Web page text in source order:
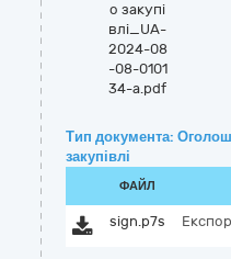
о закупі
влі_UA-
2024-08
-08-0101
34-a.pdf
Тип документа:
закупівлі
ФАЙЛ
sign.p7s